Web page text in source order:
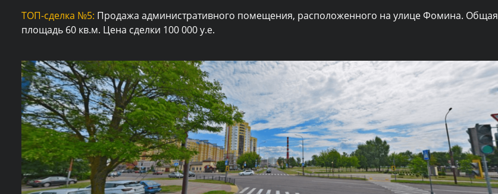
ТОП-сделка №5: Продажа административного помещения, расположенного на улице Фомина. Общая
площадь 60 кв.м. Цена сделки 100 000 у.е.